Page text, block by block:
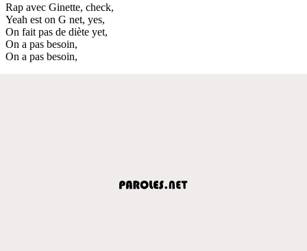
Rap avec Ginette, check,
Yeah est on G net, yes,
On fait pas de diète yet,
On a pas besoin,
On a pas besoin,